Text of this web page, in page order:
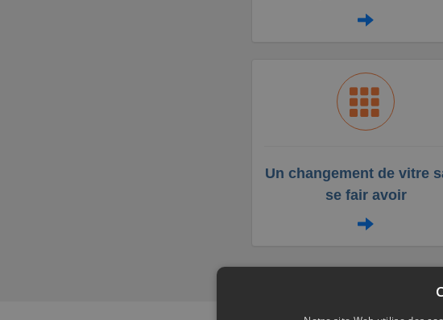
Un changement de vitre
se fair avoir